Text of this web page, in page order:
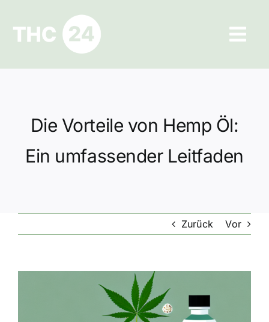
springen
Ratgeber
Datenschutz
Die Vorteile von Hemp Öl:
Ein umfassender Leitfaden
Zurück Vor